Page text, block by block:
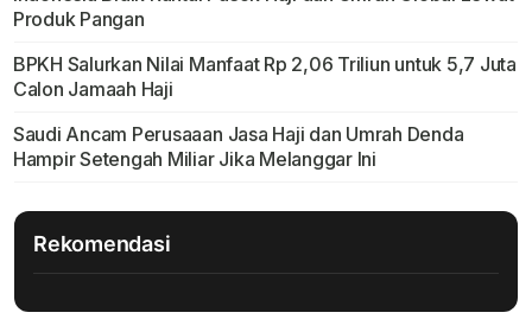
Produk Pangan
BPKH Salurkan Nilai Manfaat Rp 2,06 Triliun untuk 5,7 Juta
Calon Jamaah Haji
Saudi Ancam Perusaaan Jasa Haji dan Umrah Denda
Hampir Setengah Miliar Jika Melanggar Ini
Rekomendasi